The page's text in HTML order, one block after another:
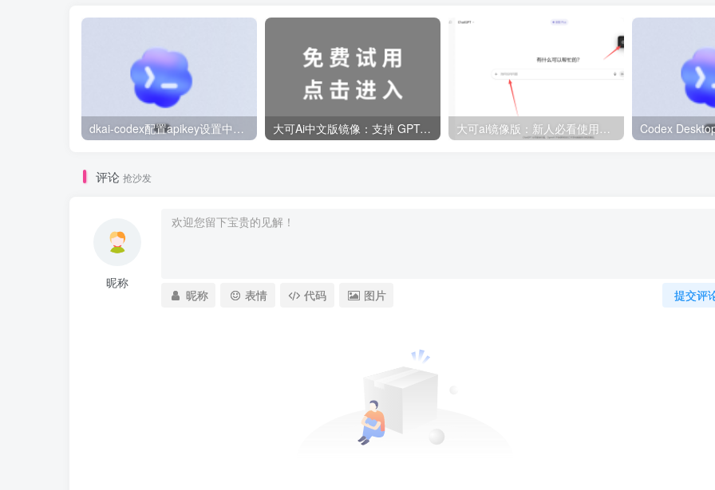
dkai-codex配置apikey设置中转站教程 大可Ai中文版镜像：支持 GPT-5.6 国内用户免费试用 2026更新 大可ai镜像版：新人必看使用教程和使用技巧
评论 抢沙发
昵称
提交评
昵称 表情 代码 图片